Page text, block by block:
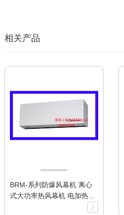
相关产品
BRM-系列防爆风幕机 离心
式大功率热风幕机 电加热型